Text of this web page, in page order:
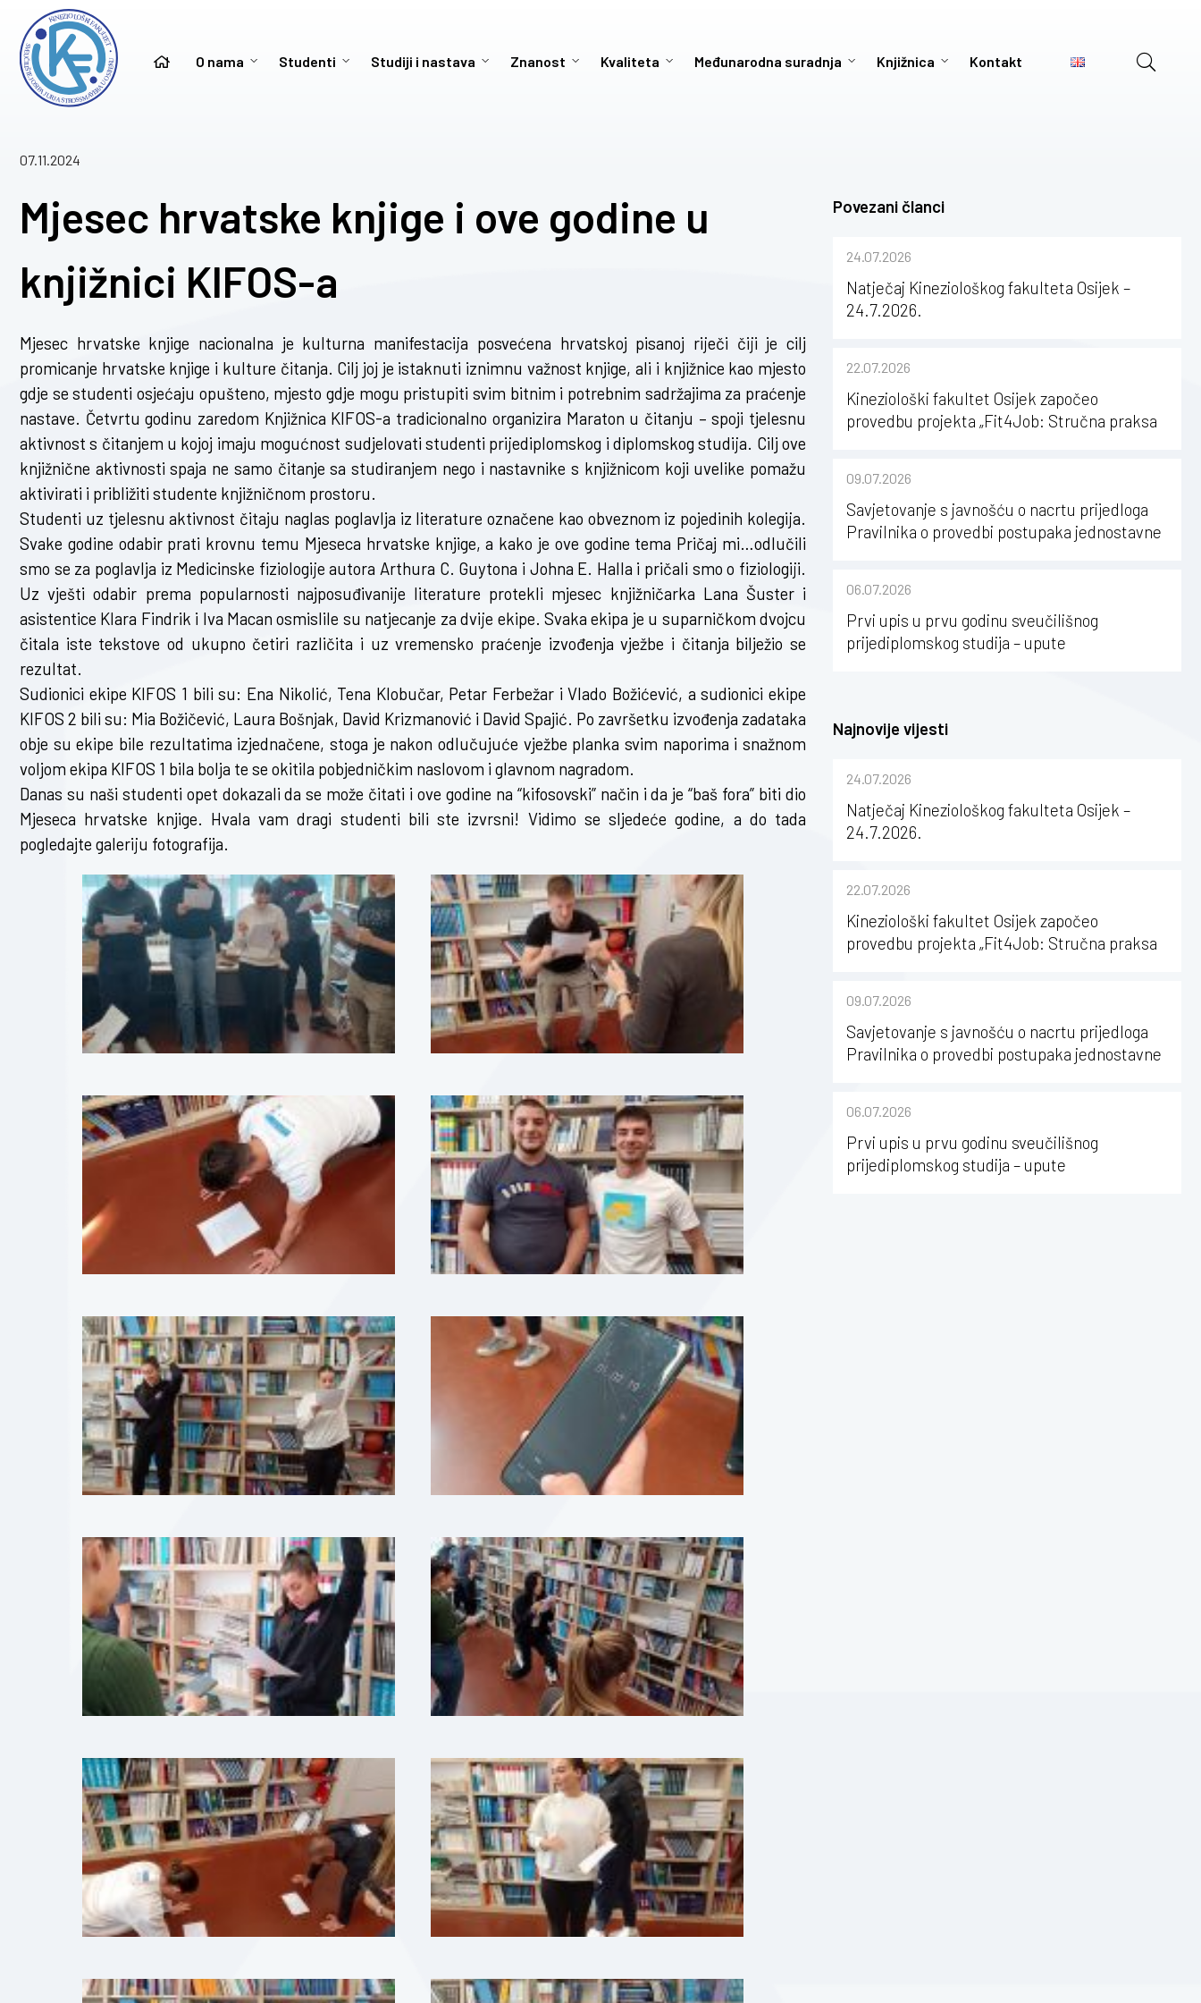
O nama Studenti Studiji i nastava Znanost Kvaliteta Međunarodna suradnja Knjižnica Kontakt
07.11.2024
Mjesec hrvatske knjige i ove godine u
knjižnici KIFOS-a
Mjesec hrvatske knjige nacionalna je kulturna manifestacija posvećena hrvatskoj pisanoj riječi čiji je cilj
promicanje hrvatske knjige i kulture čitanja. Cilj joj je istaknuti iznimnu važnost knjige, ali i knjižnice kao mjesto
gdje se studenti osjećaju opušteno, mjesto gdje mogu pristupiti svim bitnim i potrebnim sadržajima za praćenje
nastave. Četvrtu godinu zaredom Knjižnica KIFOS-a tradicionalno organizira Maraton u čitanju – spoji tjelesnu
aktivnost s čitanjem u kojoj imaju mogućnost sudjelovati studenti prijediplomskog i diplomskog studija. Cilj ove
knjižnične aktivnosti spaja ne samo čitanje sa studiranjem nego i nastavnike s knjižnicom koji uvelike pomažu
aktivirati i približiti studente knjižničnom prostoru.
Studenti uz tjelesnu aktivnost čitaju naglas poglavlja iz literature označene kao obveznom iz pojedinih kolegija.
Svake godine odabir prati krovnu temu Mjeseca hrvatske knjige, a kako je ove godine tema Pričaj mi…odlučili
smo se za poglavlja iz Medicinske fiziologije autora Arthura C. Guytona i Johna E. Halla i pričali smo o fiziologiji.
Uz vješti odabir prema popularnosti najposuđivanije literature protekli mjesec knjižničarka Lana Šuster i
asistentice Klara Findrik i Iva Macan osmislile su natjecanje za dvije ekipe. Svaka ekipa je u suparničkom dvojcu
čitala iste tekstove od ukupno četiri različita i uz vremensko praćenje izvođenja vježbe i čitanja bilježio se
rezultat.
Sudionici ekipe KIFOS 1 bili su: Ena Nikolić, Tena Klobučar, Petar Ferbežar i Vlado Božićević, a sudionici ekipe
KIFOS 2 bili su: Mia Božičević, Laura Bošnjak, David Krizmanović i David Spajić. Po završetku izvođenja zadataka
obje su ekipe bile rezultatima izjednačene, stoga je nakon odlučujuće vježbe planka svim naporima i snažnom
voljom ekipa KIFOS 1 bila bolja te se okitila pobjedničkim naslovom i glavnom nagradom.
Danas su naši studenti opet dokazali da se može čitati i ove godine na “kifosovski” način i da je “baš fora” biti dio
Mjeseca hrvatske knjige. Hvala vam dragi studenti bili ste izvrsni! Vidimo se sljedeće godine, a do tada
pogledajte galeriju fotografija.
Povezani članci
24.07.2026
Natječaj Kineziološkog fakulteta Osijek –
24.7.2026.
22.07.2026
Kineziološki fakultet Osijek započeo
provedbu projekta „Fit4Job: Stručna praksa
09.07.2026
Savjetovanje s javnošću o nacrtu prijedloga
Pravilnika o provedbi postupaka jednostavne
Strossmayera u Osijeku
06.07.2026
Prvi upis u prvu godinu sveučilišnog
prijediplomskog studija – upute
Najnovije vijesti
24.07.2026
Natječaj Kineziološkog fakulteta Osijek –
24.7.2026.
22.07.2026
Kineziološki fakultet Osijek započeo
provedbu projekta „Fit4Job: Stručna praksa
09.07.2026
Savjetovanje s javnošću o nacrtu prijedloga
Pravilnika o provedbi postupaka jednostavne
Strossmayera u Osijeku
06.07.2026
Prvi upis u prvu godinu sveučilišnog
prijediplomskog studija – upute